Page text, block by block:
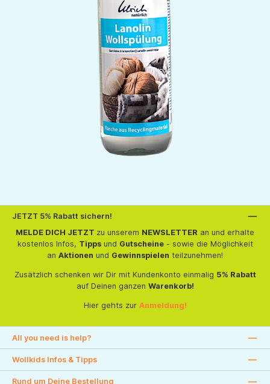
JETZT 5% Rabatt sichern!
MELDE DICH JETZT zu unserem NEWSLETTER an und erhalte
kostenlos Infos, Tippsund Gutscheine- sowie die Möglichkeit
an Aktionen und Gewinnspielen teilzunehmen!
Zusätzlich schenken wir Dir mit Kundenkonto einmalig 5% Rabatt
auf Deinen ganzen Warenkorb!
Hier gehts zur Anmeldung!
All you need is help?
Wollkids Infos & Tipps
Rund um Deine Bestellung